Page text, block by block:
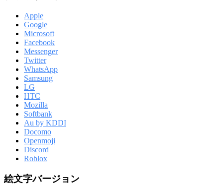
Apple
Google
Microsoft
Facebook
Messenger
Twitter
WhatsApp
Samsung
LG
HTC
Mozilla
Softbank
Au by KDDI
Docomo
Openmoji
Discord
Roblox
絵文字バージョン